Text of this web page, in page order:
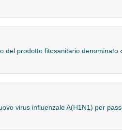
del prodotto fitosanitario denominato
virus influenzale A(H1N1) per